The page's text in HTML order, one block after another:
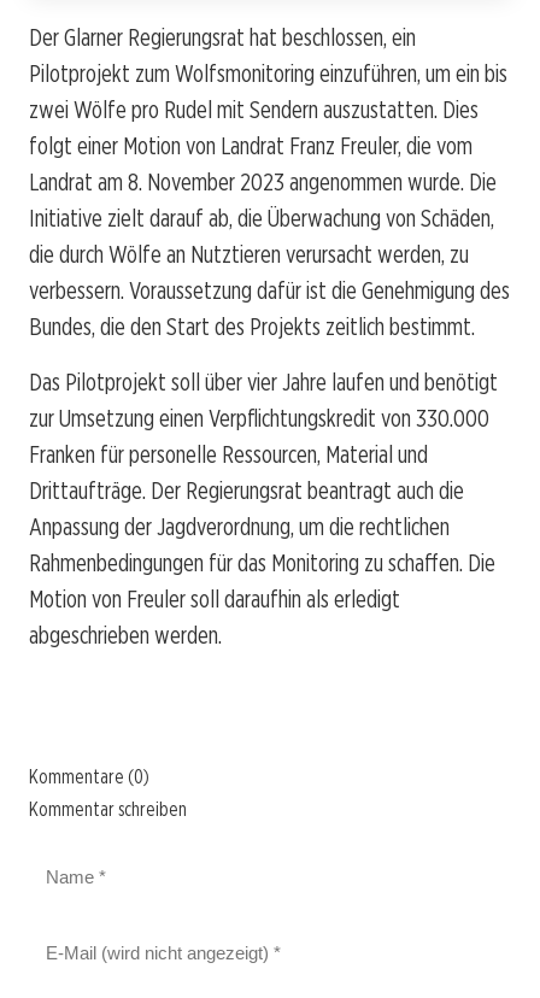
Der Glarner Regierungsrat hat beschlossen, ein
Pilotprojekt zum Wolfsmonitoring einzuführen, um ein bis
zwei Wölfe pro Rudel mit Sendern auszustatten. Dies
folgt einer Motion von Landrat Franz Freuler, die vom
Landrat am 8. November 2023 angenommen wurde. Die
Initiative zielt darauf ab, die Überwachung von Schäden,
die durch Wölfe an Nutztieren verursacht werden, zu
verbessern. Voraussetzung dafür ist die Genehmigung des
Bundes, die den Start des Projekts zeitlich bestimmt.
Das Pilotprojekt soll über vier Jahre laufen und benötigt
zur Umsetzung einen Verpflichtungskredit von 330.000
Franken für personelle Ressourcen, Material und
Drittaufträge. Der Regierungsrat beantragt auch die
Anpassung der Jagdverordnung, um die rechtlichen
Rahmenbedingungen für das Monitoring zu schaffen. Die
Motion von Freuler soll daraufhin als erledigt
abgeschrieben werden.
Kommentare (0)
Kommentar schreiben